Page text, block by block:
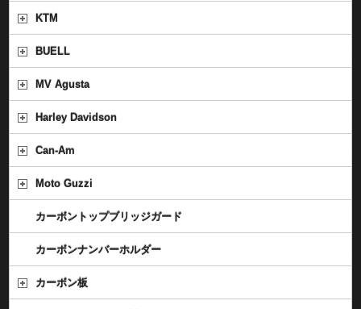
KTM
BUELL
MV Agusta
Harley Davidson
Can-Am
Moto Guzzi
カーボントップブリッジガード
カーボンナンバーホルダー
カーボン板